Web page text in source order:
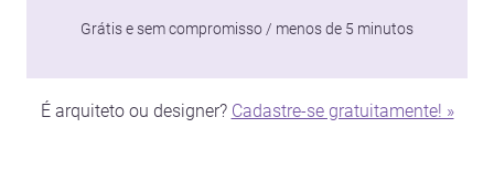
Grátis e sem compromisso / menos de 5 minutos
É arquiteto ou designer? Cadastre-se gratuitamente! »